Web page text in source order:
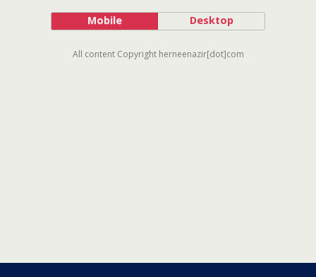
Mobile Desktop
All content Copyright herneenazir[dot]com